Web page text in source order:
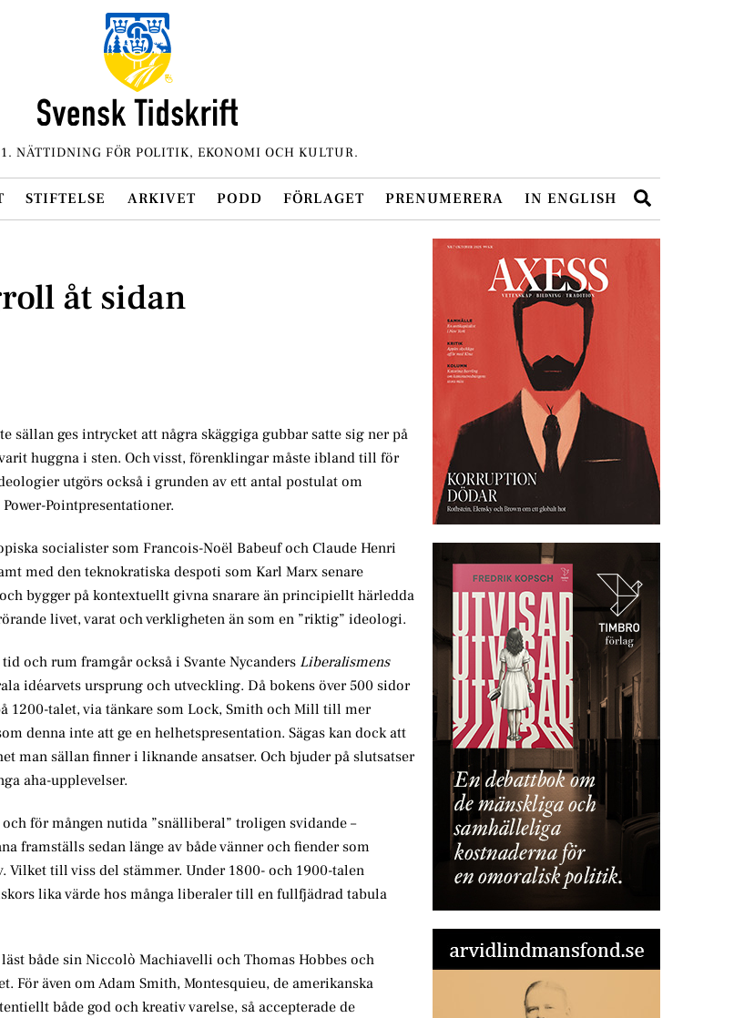
NÄTTIDNING FÖR POLITIK, EKONOMI OCH KULTUR.
STIFTELSE ARKIVET PODD FÖRLAGET PRENUMERERA IN ENGLISH
åt sidan
sällan ges intrycket att några skäggiga gubbar satte sig ner på
huggna i sten. Och visst, förenklingar måste ibland till för
utgörs också i grunden av ett antal postulat om
Pointpresentationer.
socialister som Francois-Noël Babeuf och Claude Henri
med den teknokratiska despoti som Karl Marx senare
bygger på kontextuellt givna snarare än principiellt härledda
livet, varat och verkligheten än som en ”riktig” ideologi.
och rum framgår också i Svante Nycanders Liberalismens
idéarvets ursprung och utveckling. Då bokens över 500 sidor
1200-talet, via tänkare som Lock, Smith och Mill till mer
denna inte att ge en helhetspresentation. Sägas kan dock att
man sällan finner i liknande ansatser. Och bjuder på slutsatser
aha-upplevelser.
för mången nutida ”snälliberal” troligen svidande –
framställs sedan länge av både vänner och fiender som
till viss del stämmer. Under 1800- och 1900-talen
lika värde hos många liberaler till en fullfjädrad tabula
både sin Niccolò Machiavelli och Thomas Hobbes och
För även om Adam Smith, Montesquieu, de amerikanska
både god och kreativ varelse, så accepterade de